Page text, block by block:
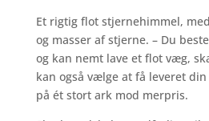
Et rigtig flot stjernehimmel,
og masser af stjerne. – Du
og kan nemt lave et flot væg,
kan også vælge at få leveret
på ét stort ark mod merpris.